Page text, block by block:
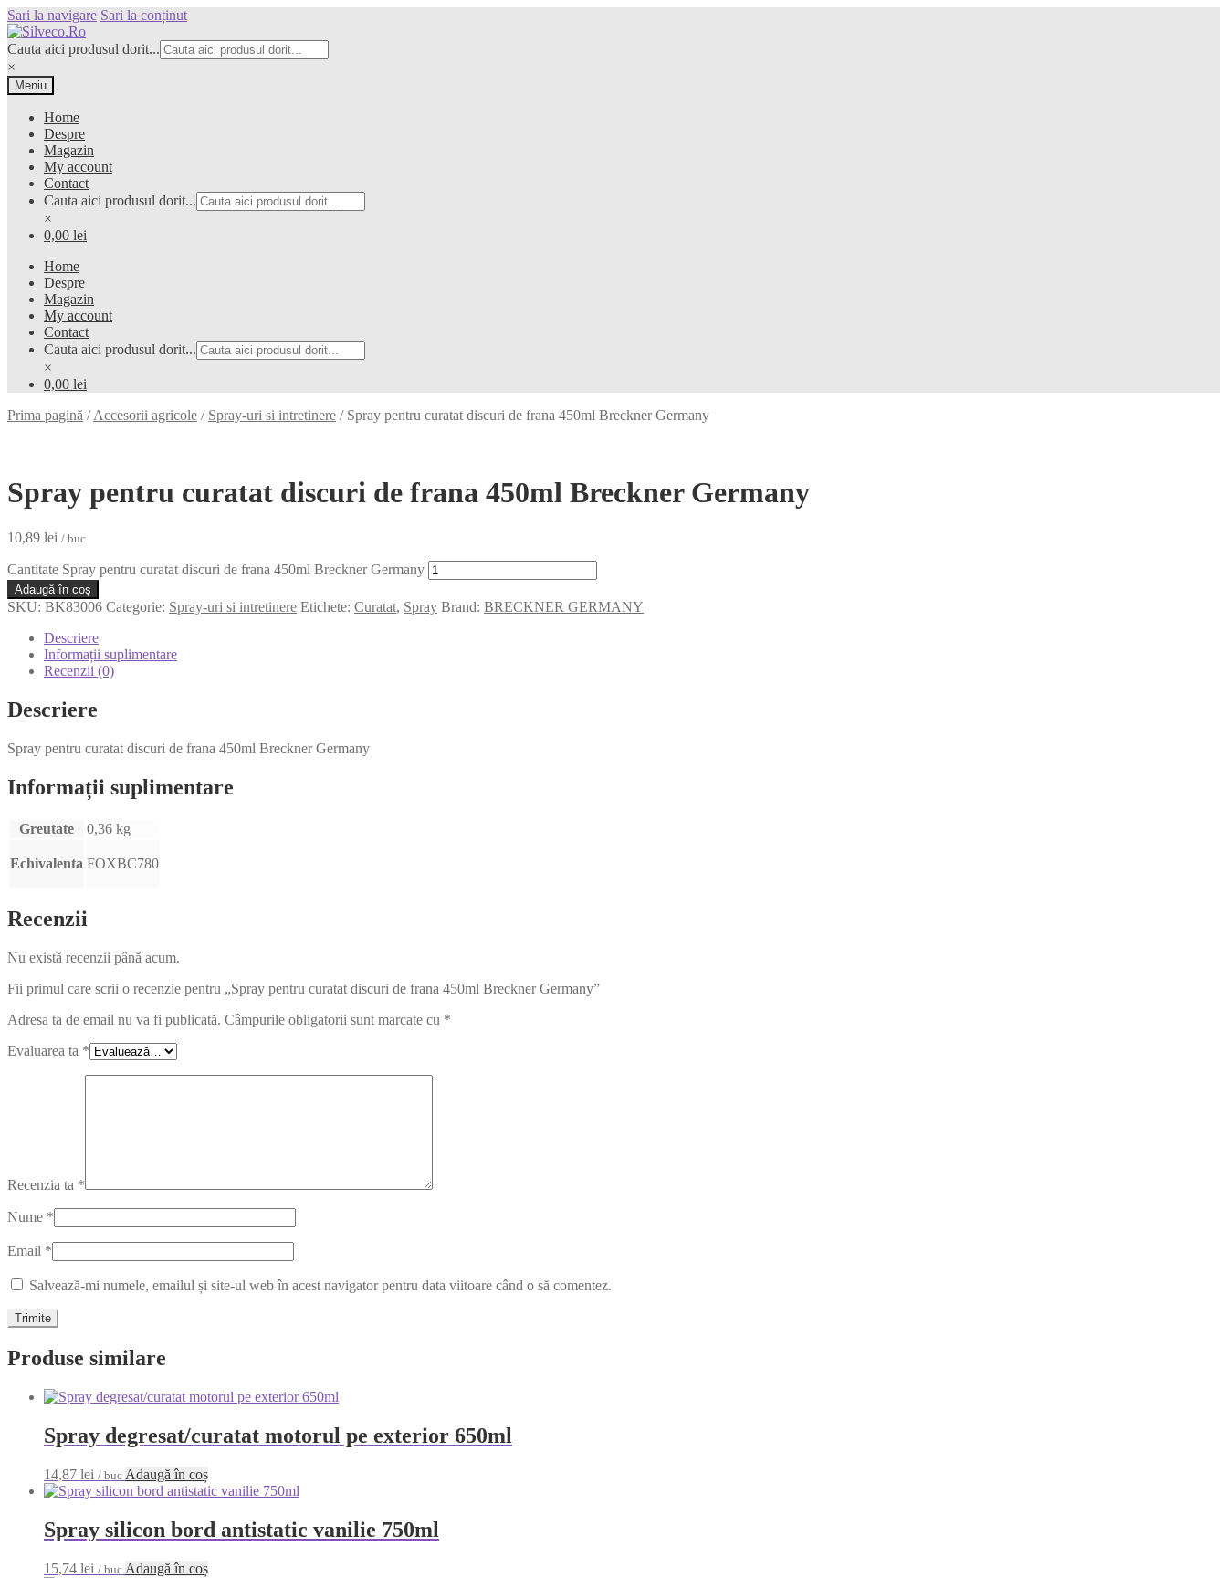
Sari la navigare Sari la conținut
Cauta aici produsul dorit...
×
Meniu
Home
Despre
Magazin
My account
Contact
Cauta aici produsul dorit...
×
0,00 lei
Home
Despre
Magazin
My account
Contact
Cauta aici produsul dorit...
×
0,00 lei
Prima pagină /Accesorii agricole / Spray-uri si intretinere / Spray pentru curatat discuri de frana 450ml Breckner Germany
Spray pentru curatat discuri de frana 450ml Breckner Germany
10,89 lei / buc
Cantitate Spray pentru curatat discuri de frana 450ml Breckner Germany
Adaugă în coș
SKU: BK83006 Categorie: Spray-uri si intretinere Etichete: Curatat, Spray Brand: BRECKNER GERMANY
Descriere
Informații suplimentare
Recenzii (0)
Descriere
Spray pentru curatat discuri de frana 450ml Breckner Germany
Informații suplimentare
Greutate 0,36 kg
Echivalenta FOXBC780
Recenzii
Nu există recenzii până acum.
Fii primul care scrii o recenzie pentru „Spray pentru curatat discuri de frana 450ml Breckner Germany”
Adresa ta de email nu va fi publicată. Câmpurile obligatorii sunt marcate cu *
Evaluarea ta *
Recenzia ta *
Nume *
Email *
Salvează-mi numele, emailul și site-ul web în acest navigator pentru data viitoare când o să comentez.
Produse similare
Spray degresat/curatat motorul pe exterior 650ml
14,87 lei / buc Adaugă în coș
Spray silicon bord antistatic vanilie 750ml
15,74 lei / buc Adaugă în coș